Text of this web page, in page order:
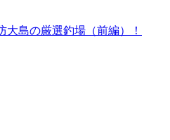
島の厳選釣場（前編）！